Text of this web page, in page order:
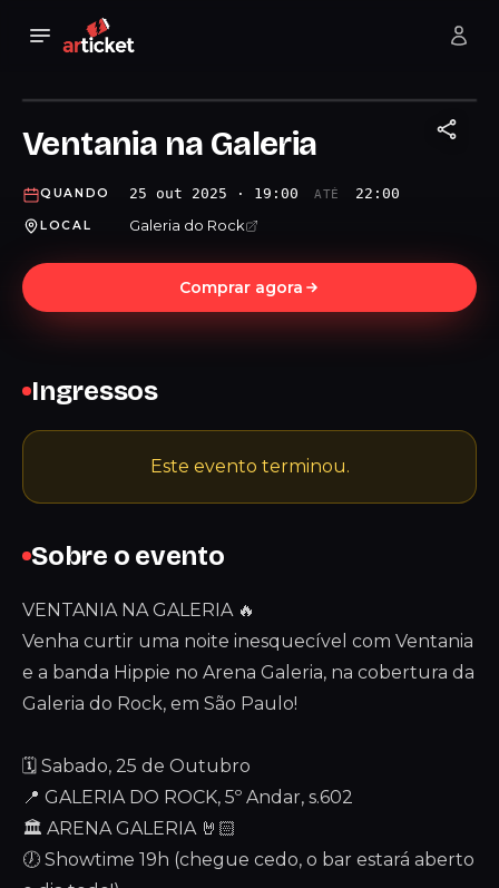
Ventania na Galeria
QUANDO 25 out 2025 · 19:00 ATÉ 22:00
LOCAL Galeria do Rock
Comprar agora
Sobre o evento
VENTANIA NA GALERIA 🔥
Venha curtir uma noite inesquecível com Ventania
e a banda Hippie no Arena Galeria, na cobertura da
Galeria do Rock, em São Paulo!
🗓️ Sabado, 25 de Outubro
📍 GALERIA DO ROCK, 5º Andar, s.602
🏛️ ARENA GALERIA 🤘🏻
🕖 Showtime 19h (chegue cedo, o bar estará aberto
Ingressos
Este evento terminou.